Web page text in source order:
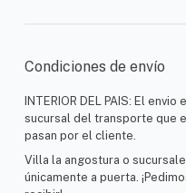
Condiciones de envío
INTERIOR DEL PAIS: El
sucursal del transporte que
pasan por el cliente.
Villa la angostura o
únicamente a puerta.